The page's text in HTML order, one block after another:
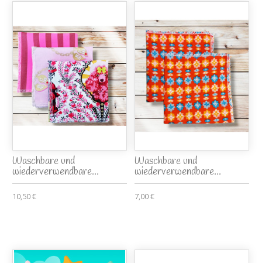
Waschbare und
wiederverwendbare...
10,50 €
Waschbare und
wiederverwendbare...
7,00 €